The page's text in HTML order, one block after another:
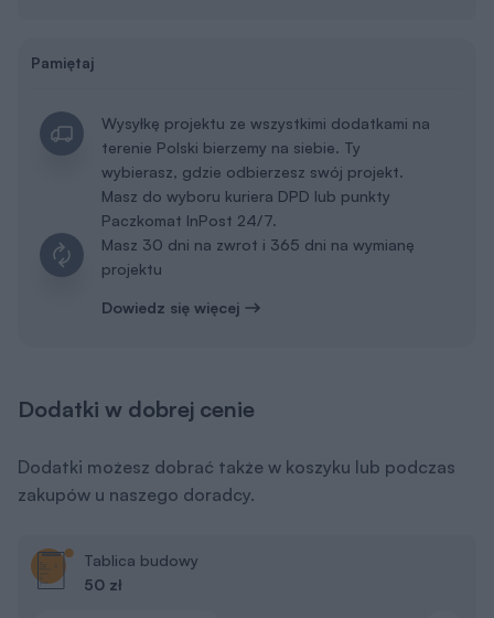
Pamiętaj
Wysyłkę projektu ze wszystkimi dodatkami na
terenie Polski bierzemy na siebie. Ty
wybierasz, gdzie odbierzesz swój projekt.
Masz do wyboru kuriera DPD lub punkty
Paczkomat InPost 24/7.
Masz 30 dni na zwrot i 365 dni na wymianę
projektu
Dowiedz się więcej
Dodatki w dobrej cenie
Dodatki możesz dobrać także w koszyku lub podczas
zakupów u naszego doradcy.
Tablica budowy
50 zł